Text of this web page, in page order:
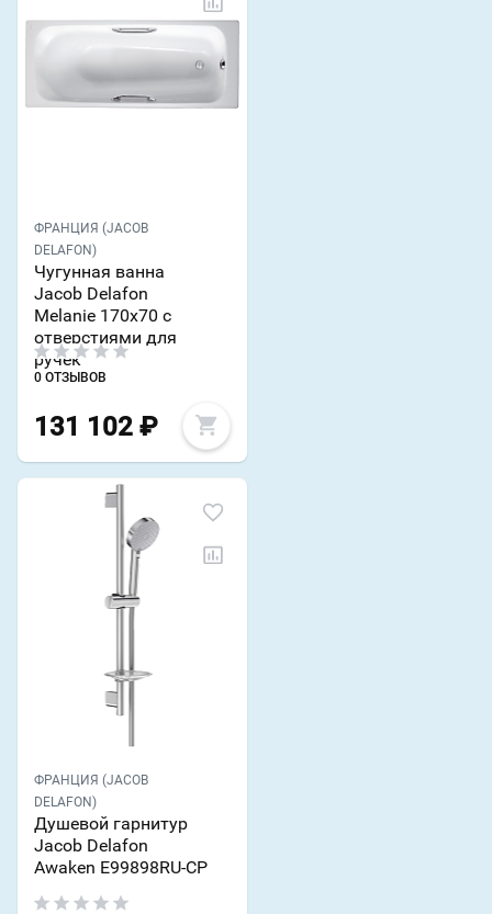
ФРАНЦИЯ (JACOB
DELAFON)
Чугунная ванна
Jacob Delafon
Melanie 170х70 с
отверстиями для
ручек
0 ОТЗЫВОВ
131 102 ₽
ФРАНЦИЯ (JACOB
DELAFON)
Душевой гарнитур
Jacob Delafon
Awaken E99898RU-CP